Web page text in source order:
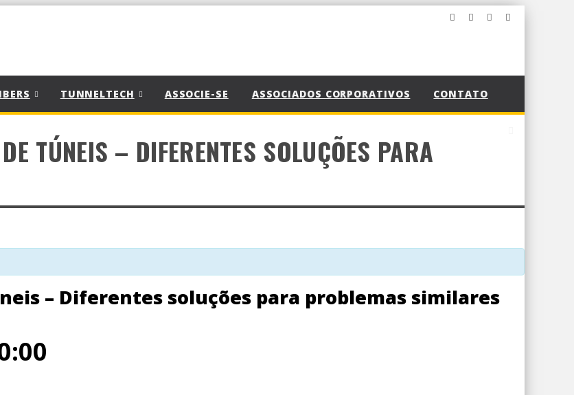
TUNNELTECH ASSOCIE-SE ASSOCIADOS CORPORATIVOS CONTATO
TÚNEIS – DIFERENTES SOLUÇÕES PARA
– Diferentes soluções para problemas similares